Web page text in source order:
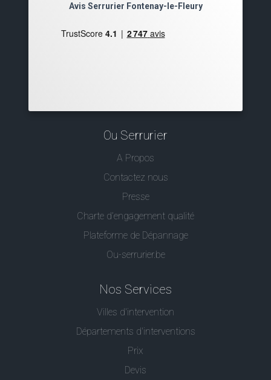
Avis Serrurier Fontenay-le-Fleury
Ou Serrurier
A Propos
Contactez nous
Presse
Charte d’engagement qualité
Plateforme de Dépannage
Ou-serrurier.be
Nos Services
Villes d'intervention
Départements d'interventions
Prix
Devis